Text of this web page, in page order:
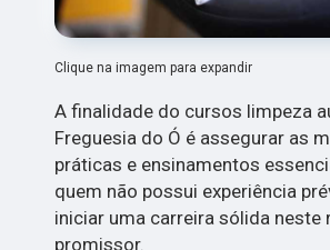
Clique na imagem para expandir
A finalidade do cursos limpeza
Freguesia do Ó é assegurar as
práticas e ensinamentos
quem não possui experiência
iniciar uma carreira sólida neste
promissor.